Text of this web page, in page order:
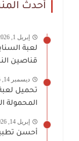
أحدث
إبريل 1, 2026
قناصين
ديسمبر 14, 2025
تحميل
المحمولة
إبريل 14, 2026
أحسن